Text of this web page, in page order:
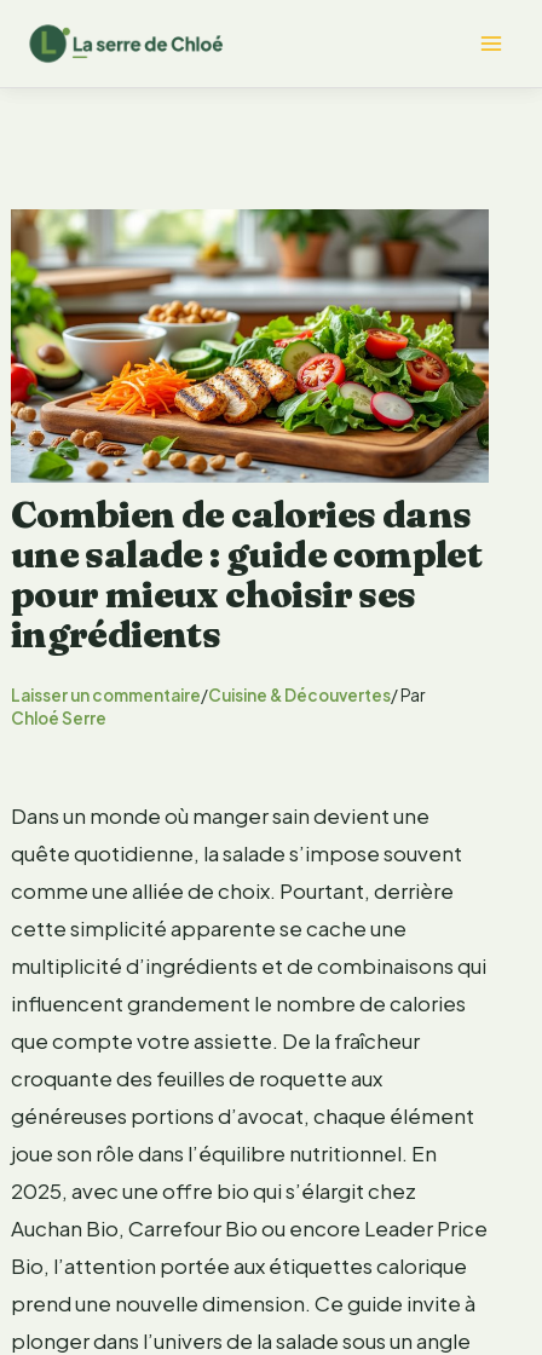
contenu
Combien de calories dans
une salade : guide complet
pour mieux choisir ses
ingrédients
Laisser un commentaire/Cuisine & Découvertes/ Par
Chloé Serre
Dans un monde où manger sain devient une
quête quotidienne, la salade s’impose souvent
comme une alliée de choix. Pourtant, derrière
cette simplicité apparente se cache une
multiplicité d’ingrédients et de combinaisons qui
influencent grandement le nombre de calories
que compte votre assiette. De la fraîcheur
croquante des feuilles de roquette aux
généreuses portions d’avocat, chaque élément
joue son rôle dans l’équilibre nutritionnel. En
2025, avec une offre bio qui s’élargit chez
Auchan Bio, Carrefour Bio ou encore Leader Price
Bio, l’attention portée aux étiquettes calorique
prend une nouvelle dimension. Ce guide invite à
plonger dans l’univers de la salade sous un angle